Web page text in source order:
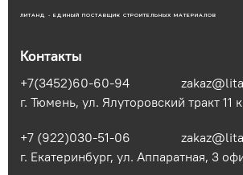
ЛИТАНД - ЕДИНЫЙ ПОСТАВЩИК СТРОИТЕЛЬНЫХ МАТЕРИАЛОВ
Контакты
+7(3452)60-60-94
г. Тюмень, ул. Ялуторовский тракт 11
+7 (922)030-51-06
г. Екатеринбург, ул. Аппаратная, 3​